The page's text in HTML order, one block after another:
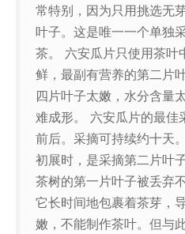
常特别，因为只用挑选无
叶子。这是唯一一个单独
茶。 六安瓜片只使用茶叶
鲜，最副有营养的第二片
四片叶子太嫩，水分含量
难成形。 六安瓜片的最佳
前后。采摘可持续约十天
初展时，是采摘第二片叶
茶树的第一片叶子被丢弃
它长时间地包裹着茶芽，
嫩，不能制作茶叶。但与